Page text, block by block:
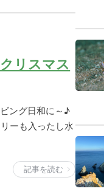
リスマス
ング日和に～♪
ーも入ったし水
記事を読む